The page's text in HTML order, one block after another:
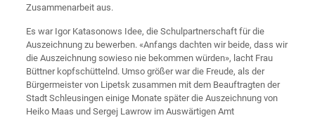
Zusammenarbeit aus.
Es war Igor Katasonows Idee, die Schulpartnerschaft für die
Auszeichnung zu bewerben. «Anfangs dachten wir beide, dass wir
die Auszeichnung sowieso nie bekommen würden», lacht Frau
Büttner kopfschüttelnd. Umso größer war die Freude, als der
Bürgermeister von Lipetsk zusammen mit dem Beauftragten der
Stadt Schleusingen einige Monate später die Auszeichnung von
Heiko Maas und Sergej Lawrow im Auswärtigen Amt